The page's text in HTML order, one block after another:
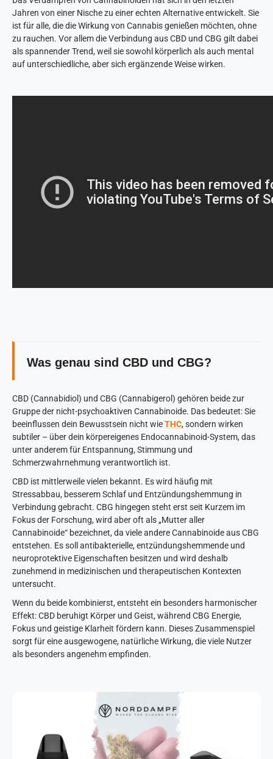
Jahren von einer Nische zu einer echten Alternative entwickelt. Sie
ist für alle, die die Wirkung von Cannabis genießen möchten, ohne
zu rauchen. Vor allem die Verbindung aus CBD und CBG gilt dabei
als spannender Trend, weil sie sowohl körperlich als auch mental
auf unterschiedliche, aber sich ergänzende Weise wirken.
Was genau sind CBD und CBG?
CBD (Cannabidiol) und CBG (Cannabigerol) gehören beide zur
Gruppe der nicht-psychoaktiven Cannabinoide. Das bedeutet: Sie
beeinflussen dein Bewusstsein nicht wieTHC, sondern wirken
subtiler – über dein körpereigenes Endocannabinoid-System, das
unter anderem für Entspannung, Stimmung und
Schmerzwahrnehmung verantwortlich ist.
CBD ist mittlerweile vielen bekannt. Es wird häufig mit
Stressabbau, besserem Schlaf und Entzündungshemmung in
Verbindung gebracht. CBG hingegen steht erst seit Kurzem im
Fokus der Forschung, wird aber oft als „Mutter aller
Cannabinoide“ bezeichnet, da viele andere Cannabinoide aus CBG
entstehen. Es soll antibakterielle, entzündungshemmende und
neuroprotektive Eigenschaften besitzen und wird deshalb
zunehmend in medizinischen und therapeutischen Kontexten
untersucht.
Wenn du beide kombinierst, entsteht ein besonders harmonischer
Effekt: CBD beruhigt Körper und Geist, während CBG Energie,
Fokus und geistige Klarheit fördern kann. Dieses Zusammenspiel
sorgt für eine ausgewogene, natürliche Wirkung, die viele Nutzer
als besonders angenehm empfinden.